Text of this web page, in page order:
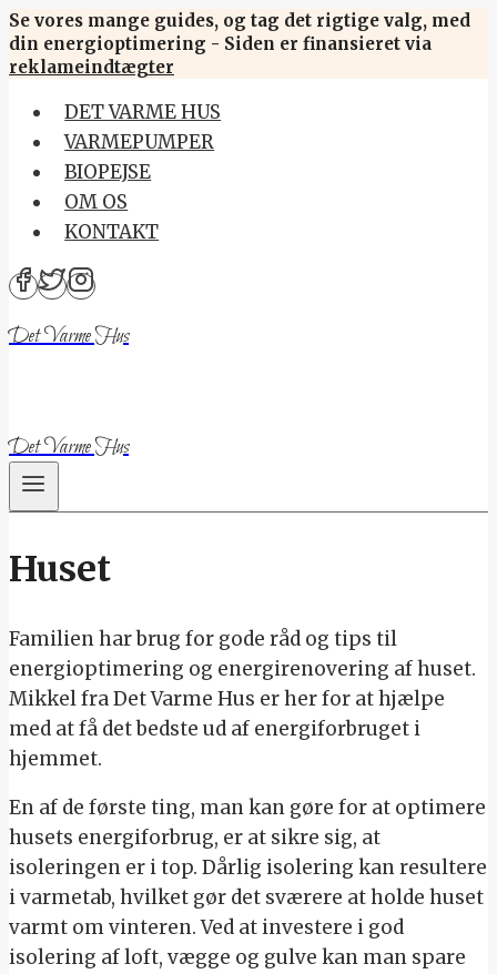
Skip
to
content
Se vores mange guides, og tag det rigtige valg, med
din energioptimering - Siden er finansieret via
reklameindtægter
DET VARME HUS
VARMEPUMPER
BIOPEJSE
OM OS
KONTAKT
Det Varme Hus
Det Varme Hus
Huset
Familien har brug for gode råd og tips til
energioptimering og energirenovering af huset.
Mikkel fra Det Varme Hus er her for at hjælpe
med at få det bedste ud af energiforbruget i
hjemmet.
En af de første ting, man kan gøre for at optimere
husets energiforbrug, er at sikre sig, at
isoleringen er i top. Dårlig isolering kan resultere
i varmetab, hvilket gør det sværere at holde huset
varmt om vinteren. Ved at investere i god
isolering af loft, vægge og gulve kan man spare